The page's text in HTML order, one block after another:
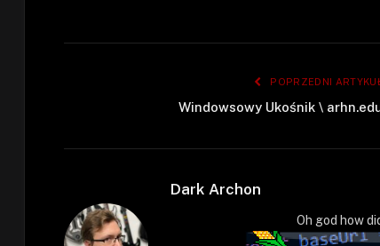
POPRZEDNI ARTYKUŁ
Windowsowy Ukośnik \
Dark Archon
Oh god how